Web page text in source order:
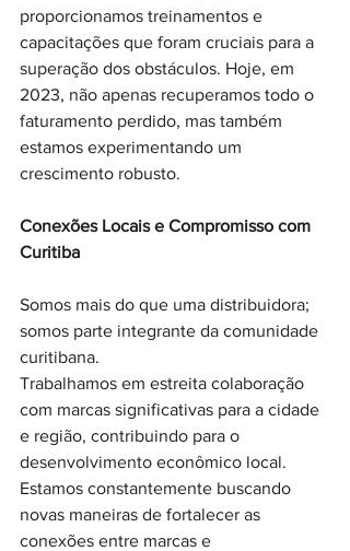
proporcionamos treinamentos e
capacitações que foram cruciais para a
superação dos obstáculos. Hoje, em
2023, não apenas recuperamos todo o
faturamento perdido, mas também
estamos experimentando um
crescimento robusto.
Conexões Locais e Compromisso com
Curitiba
Somos mais do que uma distribuidora;
somos parte integrante da comunidade
curitibana.
Trabalhamos em estreita colaboração
com marcas significativas para a cidade
e região, contribuindo para o
desenvolvimento econômico local.
Estamos constantemente buscando
novas maneiras de fortalecer as
conexões entre marcas e